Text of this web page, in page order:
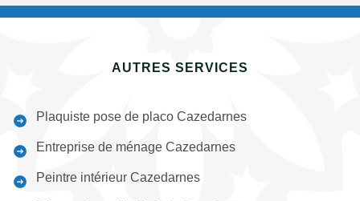
AUTRES SERVICES
Plaquiste pose de placo Cazedarnes
Entreprise de ménage Cazedarnes
Peintre intérieur Cazedarnes